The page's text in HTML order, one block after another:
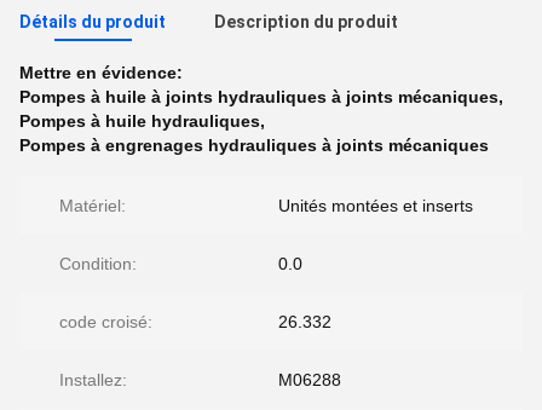
Détails du produit Description du produit
Mettre en évidence:
Pompes à huile à joints hydrauliques à joints mécaniques,
Pompes à huile hydrauliques,
Pompes à engrenages hydrauliques à joints mécaniques
Matériel: Unités montées et inserts
Condition: 0.0
code croisé: 26.332
Installez: M06288